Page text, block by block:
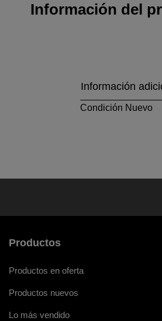
Información del
Información
Condición Nuevo
Productos
Productos en oferta
Productos nuevos
Lo más vendido